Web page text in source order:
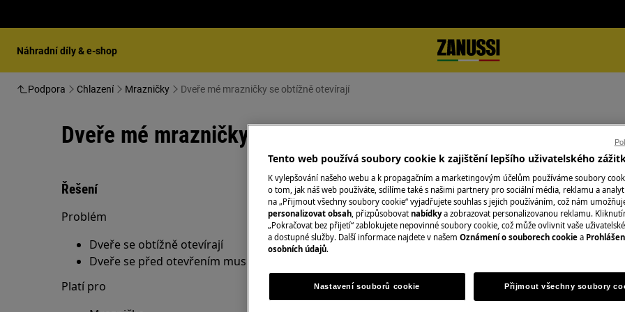
Náhradní díly & e-shop
Podpora Chlazení Mrazničky Dveře mé mrazničky se obtížně otevírají
Dveře mé mrazničky se obtížně otevírají
Řešení
Problém
Dveře se obtížně otevírají
Dveře se před otevřením musí ztěžka tahat
Platí pro
Objednejte si
V oblasti, ve
Fixní cena
kvalifikovaní
nejprve
případě potřeby
Tento web používá soubory cookie k zajištění lepšího uživatelského
K vylepšování našeho webu a k propagačním a marketingovým účelům používáme soubory
o tom, jak náš web používáte, sdílíme také s našimi partnery pro sociální média, reklamu a
na „Přijmout všechny soubory cookie“ vyjadřujete souhlas s jejich používáním, což nám
personalizovat obsah, přizpůsobovat nabídkya zobrazovat personalizovanou reklamu.
„Pokračovat bez přijetí“ zablokujete nepovinné soubory cookie, což může ovlivnit vaše
a dostupné služby. Další informace najdete v našem Oznámení o souborech cookie a
osobních údajů.
Nastavení souborů cookie Přijmout všechny soubory